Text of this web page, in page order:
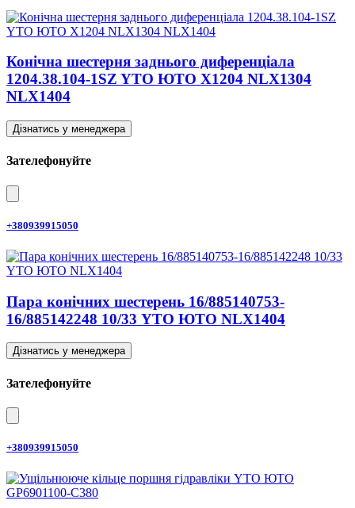
Конічна шестерня заднього диференціала
1204.38.104-1SZ YTO ЮТО X1204 NLX1304
NLX1404
Дізнатись у менеджера
Зателефонуйте
+380939915050
Пара конічних шестерень 16/885140753-
16/885142248 10/33 YTO ЮТО NLX1404
Дізнатись у менеджера
Зателефонуйте
+380939915050